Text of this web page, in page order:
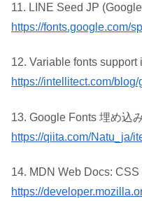
11. LINE Seed JP
https://fonts.google.com/
12. Variable fonts support
https://intellitect.com/
13. Google Fonts 埋め込
https://qiita.com/Natu_ja/
14. MDN Web Docs: CSS
https://